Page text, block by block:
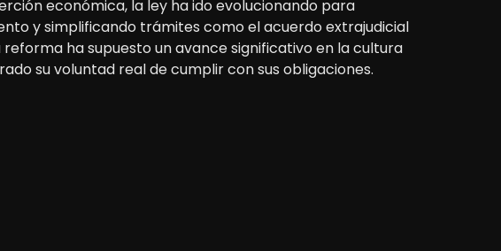
económica, la ley ha ido evolucionando para
y simplificando trámites como el acuerdo extrajudicial
reforma ha supuesto un avance significativo en la cultura
su voluntad real de cumplir con sus obligaciones.